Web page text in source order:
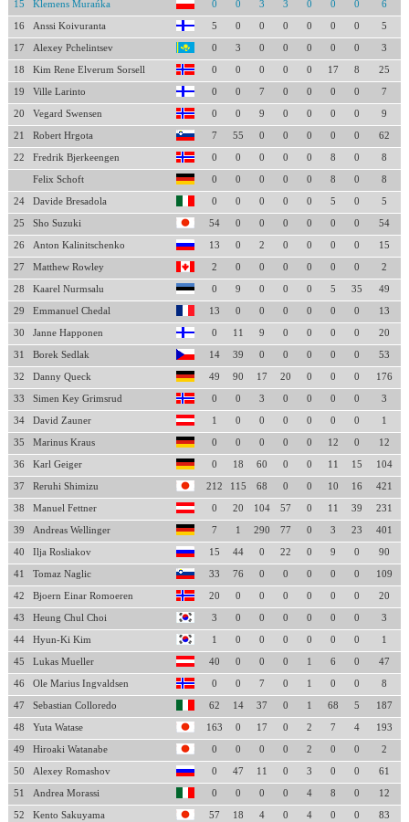
15 Klemens Murańka 0 0 3 3 0 0 0 6
16 Anssi Koivuranta 5 0 0 0 0 0 0 5
17 Alexey Pchelintsev 0 3 0 0 0 0 0 3
18 Kim Rene Elverum Sorsell 0 0 0 0 0 17 8 25
19 Ville Larinto 0 0 7 0 0 0 0 7
20 Vegard Swensen 0 0 9 0 0 0 0 9
21 Robert Hrgota 7 55 0 0 0 0 0 62
22 Fredrik Bjerkeengen 0 0 0 0 0 8 0 8
Felix Schoft 0 0 0 0 0 8 0 8
24 Davide Bresadola 0 0 0 0 0 5 0 5
25 Sho Suzuki 54 0 0 0 0 0 0 54
26 Anton Kalinitschenko 13 0 2 0 0 0 0 15
27 Matthew Rowley 2 0 0 0 0 0 0 2
28 Kaarel Nurmsalu 0 9 0 0 0 5 35 49
29 Emmanuel Chedal 13 0 0 0 0 0 0 13
30 Janne Happonen 0 11 9 0 0 0 0 20
31 Borek Sedlak 14 39 0 0 0 0 0 53
32 Danny Queck 49 90 17 20 0 0 0 176
33 Simen Key Grimsrud 0 0 3 0 0 0 0 3
34 David Zauner 1 0 0 0 0 0 0 1
35 Marinus Kraus 0 0 0 0 0 12 0 12
36 Karl Geiger 0 18 60 0 0 11 15 104
37 Reruhi Shimizu 212 115 68 0 0 10 16 421
38 Manuel Fettner 0 20 104 57 0 11 39 231
39 Andreas Wellinger 7 1 290 77 0 3 23 401
40 Ilja Rosliakov 15 44 0 22 0 9 0 90
41 Tomaz Naglic 33 76 0 0 0 0 0 109
42 Bjoern Einar Romoeren 20 0 0 0 0 0 0 20
43 Heung Chul Choi 3 0 0 0 0 0 0 3
44 Hyun-Ki Kim 1 0 0 0 0 0 0 1
45 Lukas Mueller 40 0 0 0 1 6 0 47
46 Ole Marius Ingvaldsen 0 0 7 0 1 0 0 8
47 Sebastian Colloredo 62 14 37 0 1 68 5 187
48 Yuta Watase 163 0 17 0 2 7 4 193
49 Hiroaki Watanabe 0 0 0 0 2 0 0 2
50 Alexey Romashov 0 47 11 0 3 0 0 61
51 Andrea Morassi 0 0 0 0 4 8 0 12
52 Kento Sakuyama 57 18 4 0 4 0 0 83